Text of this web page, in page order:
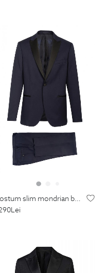
costum slim mondrian bleumarin uni
Lei